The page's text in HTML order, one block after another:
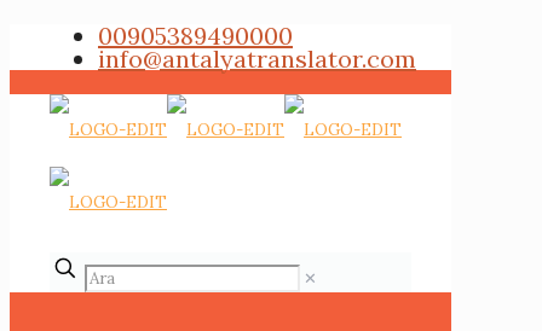
00905389490000
info@antalyatranslator.com
✕